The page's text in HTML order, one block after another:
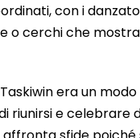
con i
o cerchi che
era un
riunirsi e celebrare